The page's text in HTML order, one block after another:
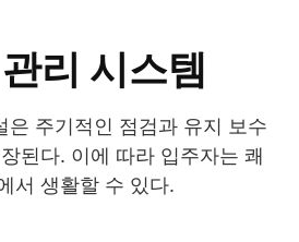
리 시스템
은 주기적인 점검과 유지 보수
된다. 이에 따라 입주자는 쾌
서 생활할 수 있다.